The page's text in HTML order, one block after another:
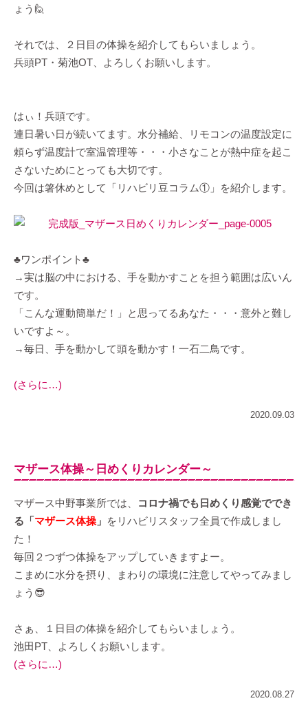
ょう🙋
それでは、２日目の体操を紹介してもらいましょう。
兵頭PT・菊池OT、よろしくお願いします。
はぃ！兵頭です。
連日暑い日が続いてます。水分補給、リモコンの温度設定に
頼らず温度計で室温管理等・・・小さなことが熱中症を起こ
さないためにとっても大切です。
今回は箸休めとして「リハビリ豆コラム①」を紹介します。
♣ワンポイント♣
→実は脳の中における、手を動かすことを担う範囲は広いん
です。
「こんな運動簡単だ！」と思ってるあなた・・・意外と難し
いですよ～。
→毎日、手を動かして頭を動かす！一石二鳥です。
(さらに…)
2020.09.03
マザース体操～日めくりカレンダー～
マザース中野事業所では、
コロナ禍でも日めくり感覚ででき
る「マザース体操 」 をリハビリスタッフ全員で作成しまし
た！
毎回２つずつ体操をアップしていきますよー。
こまめに水分を摂り、まわりの環境に注意してやってみまし
ょう😎
さぁ、１日目の体操を紹介してもらいましょう。
池田PT、よろしくお願いします。
(さらに…)
2020.08.27